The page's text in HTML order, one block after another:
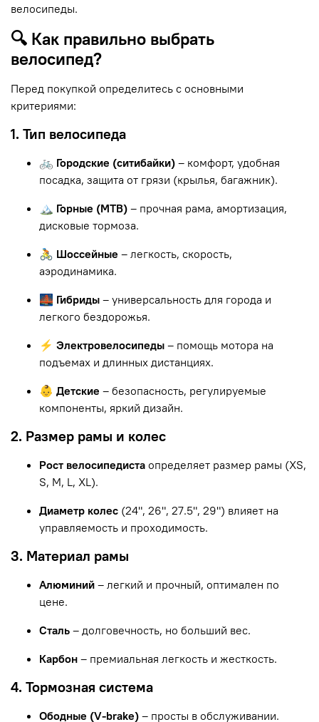
велосипеды.
🔍 Как правильно выбрать
велосипед?
Перед покупкой определитесь с основными
критериями:
1. Тип велосипеда
🚲 Городские (ситибайки) – комфорт, удобная
посадка, защита от грязи (крылья, багажник).
🏔 Горные (MTB) – прочная рама, амортизация,
дисковые тормоза.
🚴 Шоссейные – легкость, скорость,
аэродинамика.
🌉 Гибриды – универсальность для города и
легкого бездорожья.
⚡ Электровелосипеды – помощь мотора на
подъемах и длинных дистанциях.
👶 Детские – безопасность, регулируемые
компоненты, яркий дизайн.
2. Размер рамы и колес
Рост велосипедиста определяет размер рамы (XS,
S, M, L, XL).
Диаметр колес (24", 26", 27.5", 29") влияет на
управляемость и проходимость.
3. Материал рамы
Алюминий – легкий и прочный, оптимален по
цене.
Сталь – долговечность, но больший вес.
Карбон – премиальная легкость и жесткость.
4. Тормозная система
Ободные (V-brake) – просты в обслуживании.